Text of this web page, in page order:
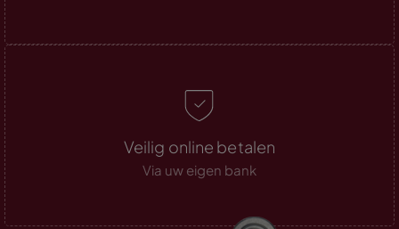
Veilig online betalen
Via uw eigen bank